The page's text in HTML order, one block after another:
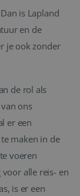
is Lapland
en de
je ook zonder
de rol als
ons
er een
maken in de
voeren
alle reis- en
is er een